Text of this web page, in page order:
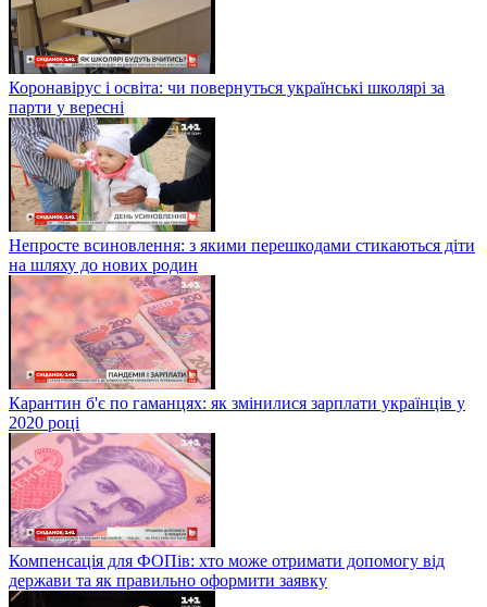
Коронавірус і освіта: чи повернуться українські школярі за
парти у вересні
Непросте всиновлення: з якими перешкодами стикаються діти
на шляху до нових родин
Карантин б'є по гаманцях: як змінилися зарплати українців у
2020 році
Компенсація для ФОПів: хто може отримати допомогу від
держави та як правильно оформити заявку